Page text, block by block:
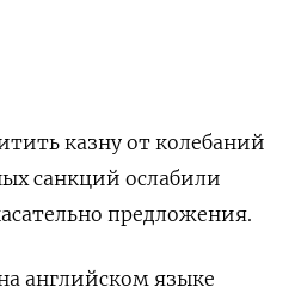
казну от колебаний
санкций ослабили
предложения.
английском языке